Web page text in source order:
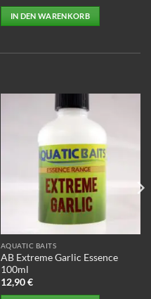
IN DEN WARENKORB
AQUATIC BAITS
AB Extreme Garlic Essence
100ml
12,90€